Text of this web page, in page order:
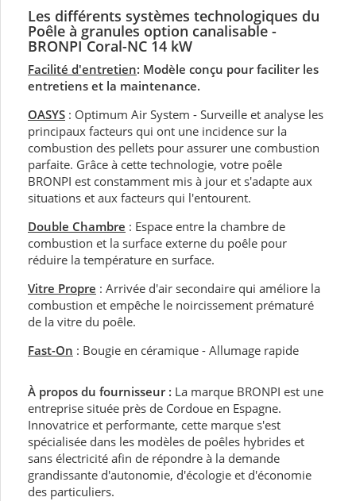
Les différents systèmes technologiques du
Poêle à granules option canalisable -
BRONPI Coral-NC 14 kW
Facilité d'entretien: Modèle conçu pour faciliter les
entretiens et la maintenance.
OASYS : Optimum Air System - Surveille et analyse les
principaux facteurs qui ont une incidence sur la
combustion des pellets pour assurer une combustion
parfaite. Grâce à cette technologie, votre poêle
BRONPI est constamment mis à jour et s'adapte aux
situations et aux facteurs qui l'entourent.
Double Chambre : Espace entre la chambre de
combustion et la surface externe du poêle pour
réduire la température en surface.
Vitre Propre : Arrivée d'air secondaire qui améliore la
combustion et empêche le noircissement prématuré
de la vitre du poêle.
Fast-On : Bougie en céramique - Allumage rapide
À propos du fournisseur : La marque BRONPI est une
entreprise située près de Cordoue en Espagne.
Innovatrice et performante, cette marque s'est
spécialisée dans les modèles de poêles hybrides et
sans électricité afin de répondre à la demande
grandissante d'autonomie, d'écologie et d'économie
des particuliers.